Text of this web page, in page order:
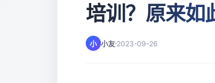
培训？原来如
小 小友 2023-09-26